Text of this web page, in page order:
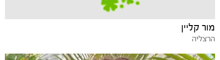
מור קליין
הרצליה